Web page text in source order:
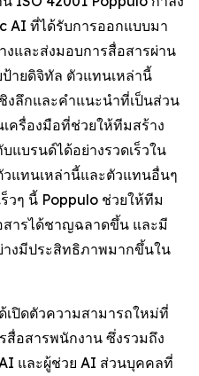
AI ที่ได้รับการออกแบบมา
งและส่งมอบการสื่อสารผ่าน
ายดิจิทัล ตัวแทนเหล่านี้
งลึกและคำแนะนำที่เป็นส่วน
เครื่องมือที่ช่วยให้ทีมสร้าง
บรนด์ได้อย่างรวดเร็วใน
แทนเหล่านี้และตัวแทนอื่นๆ
วๆ นี้ Poppulo ช่วยให้ทีม
สารได้ชาญฉลาดขึ้น และมี
างมีประสิทธิภาพมากขึ้นใน
เปิดตัวความสามารถใหม่ที่
อสารพนักงาน ซึ่งรวมถึง
และผู้ช่วย AI ส่วนบุคคลที่